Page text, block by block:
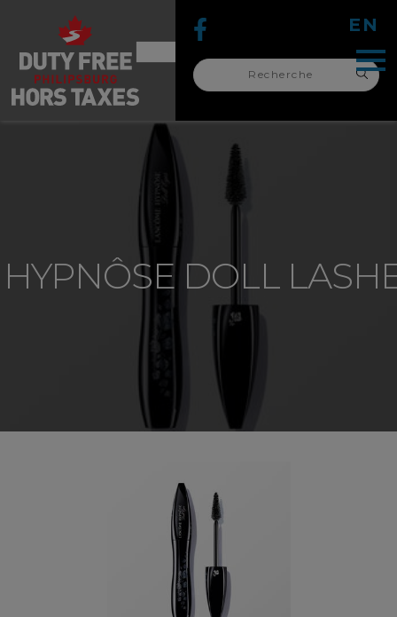
pour :
EN
recherche
pour :
DOLL